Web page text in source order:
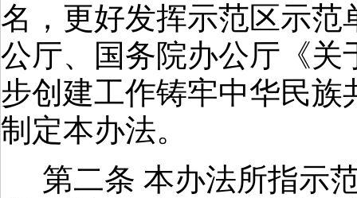
名，更好发挥示范区示
公厅、国务院办公厅《
步创建工作铸牢中华民
制定本办法。
第二条 本办法所指示